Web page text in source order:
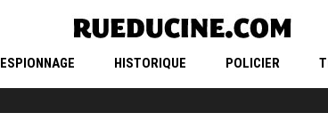
ESPIONNAGE HISTORIQUE POLICIER